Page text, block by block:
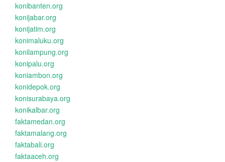
konibanten.org
konijabar.org
konijatim.org
konimaluku.org
konilampung.org
konipalu.org
koniambon.org
konidepok.org
konisurabaya.org
konikalbar.org
faktamedan.org
faktamalang.org
faktabali.org
faktaaceh.org